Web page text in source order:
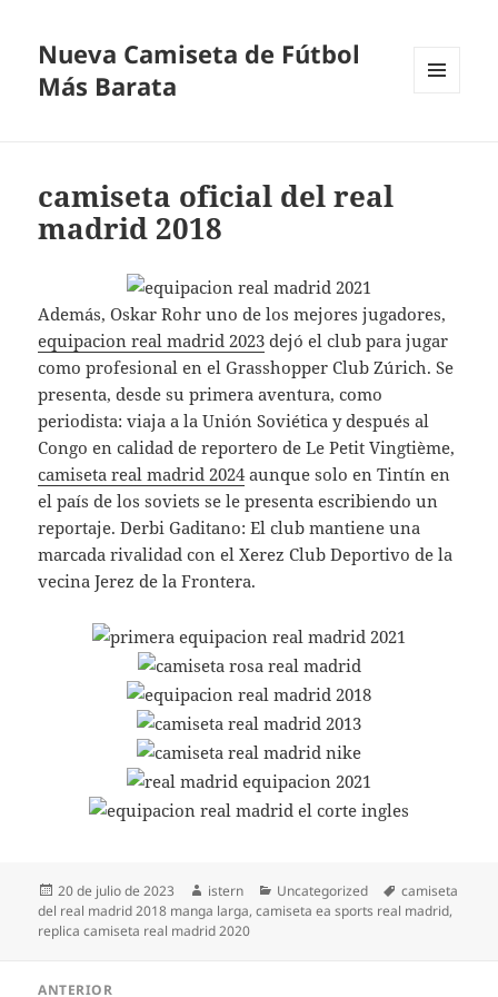
Nueva Camiseta de Fútbol
Más Barata
camiseta oficial del real
madrid 2018
Además, Oskar Rohr uno de los mejores jugadores,
equipacion real madrid 2023 dejó el club para jugar
como profesional en el Grasshopper Club Zúrich. Se
presenta, desde su primera aventura, como
periodista: viaja a la Unión Soviética y después al
Congo en calidad de reportero de Le Petit Vingtième,
camiseta real madrid 2024aunque solo en Tintín en
el país de los soviets se le presenta escribiendo un
reportaje. Derbi Gaditano: El club mantiene una
marcada rivalidad con el Xerez Club Deportivo de la
vecina Jerez de la Frontera.
Publicado
el
20 de julio de 2023 Autor
istern Categorías
Uncategorized Etiquetas
camiseta
del real madrid 2018 manga larga,camiseta ea sports real madrid,
replica camiseta real madrid 2020
ANTERIOR